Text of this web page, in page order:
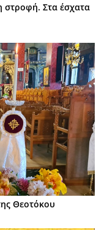
στροφή. Στα έσχατα
Θεοτόκου